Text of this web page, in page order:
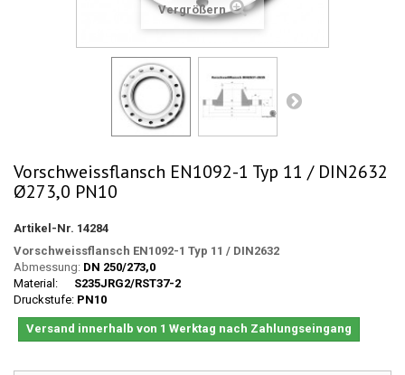
Vergrößern
Vorschweissflansch EN1092-1 Typ 11 / DIN2632
Ø273,0 PN10
Artikel-Nr. 14284
Vorschweissflansch EN1092-1 Typ 11 / DIN2632
Abmessung: DN 250/273,0
Material: S235JRG2/RST37-2
Druckstufe: PN10
Versand innerhalb von 1 Werktag nach Zahlungseingang